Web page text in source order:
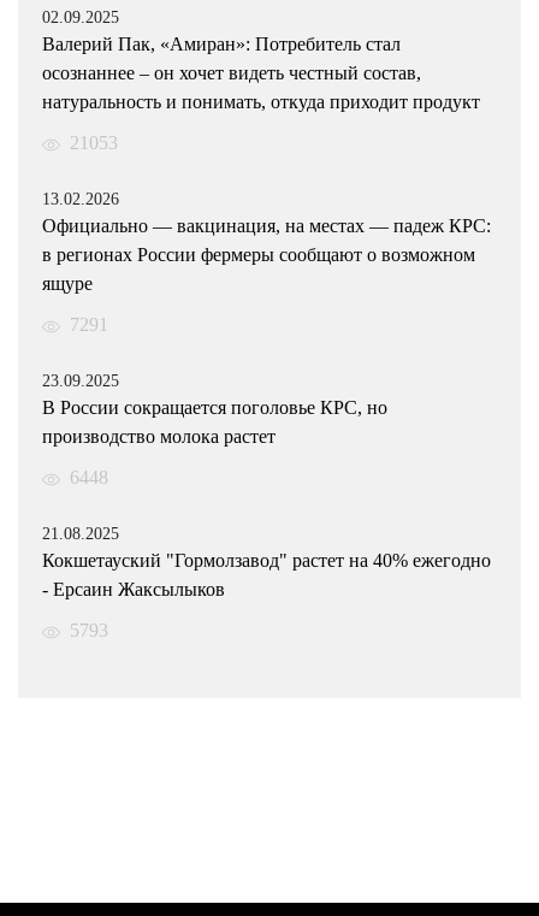
02.09.2025
Валерий Пак, «Амиран»: Потребитель стал
осознаннее – он хочет видеть честный состав,
натуральность и понимать, откуда приходит продукт
21053
13.02.2026
Официально — вакцинация, на местах — падеж КРС:
в регионах России фермеры сообщают о возможном
ящуре
7291
23.09.2025
В России сокращается поголовье КРС, но
производство молока растет
6448
21.08.2025
Кокшетауский "Гормолзавод" растет на 40% ежегодно
- Ерсаин Жаксылыков
5793